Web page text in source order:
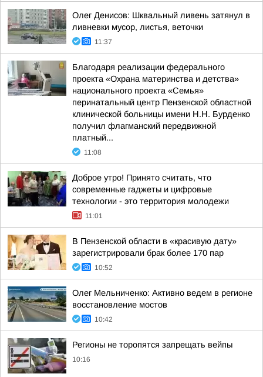
Олег Денисов: Шквальный ливень затянул в
ливневки мусор, листья, веточки
11:37
Благодаря реализации федерального
проекта «Охрана материнства и детства»
национального проекта «Семья»
перинатальный центр Пензенской областной
клинической больницы имени Н.Н. Бурденко
получил флагманский передвижной
платный...
11:08
Доброе утро! Принято считать, что
современные гаджеты и цифровые
технологии - это территория молодежи
11:01
В Пензенской области в «красивую дату»
зарегистрировали брак более 170 пар
10:52
Олег Мельниченко: Активно ведем в регионе
восстановление мостов
10:42
Регионы не торопятся запрещать вейпы
10:16